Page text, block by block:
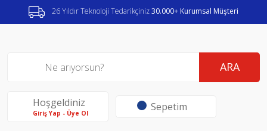
26 Yıldır Teknoloji Tedarikçiniz30.000+ Kurumsal Müşteri
ARA
Hoşgeldiniz
Giriş Yap - Üye Ol Sepetim